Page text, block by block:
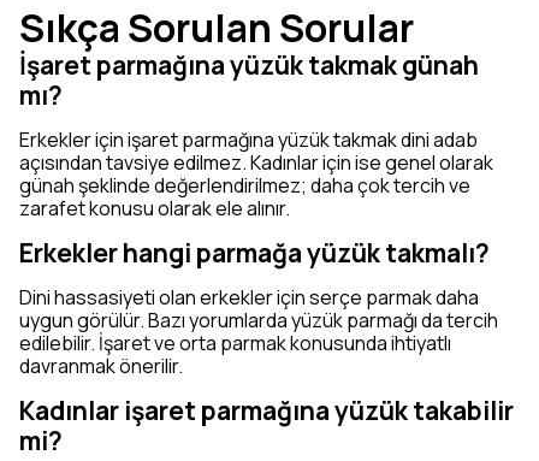
Sıkça Sorulan Sorular
İşaret parmağına yüzük takmak günah
mı?
Erkekler için işaret parmağına yüzük takmak dini adab
açısından tavsiye edilmez. Kadınlar için ise genel olarak
günah şeklinde değerlendirilmez; daha çok tercih ve
zarafet konusu olarak ele alınır.
Erkekler hangi parmağa yüzük takmalı?
Dini hassasiyeti olan erkekler için serçe parmak daha
uygun görülür. Bazı yorumlarda yüzük parmağı da tercih
edilebilir. İşaret ve orta parmak konusunda ihtiyatlı
davranmak önerilir.
Kadınlar işaret parmağına yüzük takabilir
mi?